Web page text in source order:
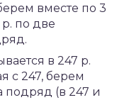
вместе по 3
р. по две
в 247 р.
с 247, берем
подряд (в 247 и